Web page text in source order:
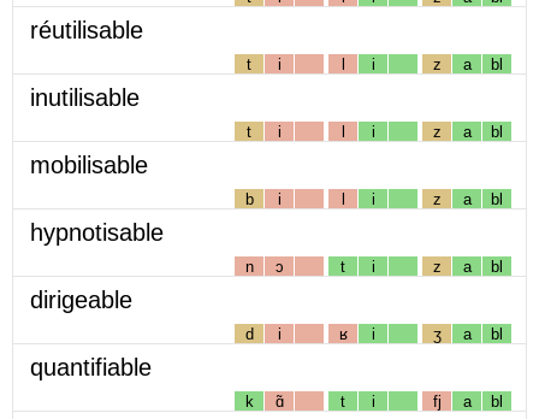
réutilisable
t i l i z a bl
inutilisable
t i l i z a bl
mobilisable
b i l i z a bl
hypnotisable
n ɔ t i z a bl
dirigeable
d i ʁ i ʒ a bl
quantifiable
k ɑ̃ t i fj a bl